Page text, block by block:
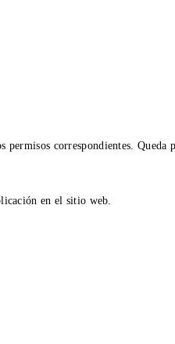
permisos correspondientes.
en el sitio web.